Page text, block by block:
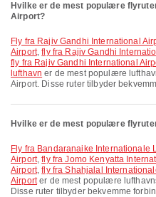
Hvilke er de mest populære
Airport?
fly fra Rajiv Gandhi International Airport til Kuala Lumpur International
Airport,fly fra Rajiv Gandhi
fly fra Rajiv Gandhi International
lufthavn er de mest populære
Airport. Disse ruter tilbyder
Hvilke er de mest populære
fly fra Bandaranaike Internationale Lufthavn til Sharjah International
Airport,fly fra Jomo Kenyatta
Airport,fly fra Shahjalal
Airporter de mest populære
Disse ruter tilbyder bekvemme